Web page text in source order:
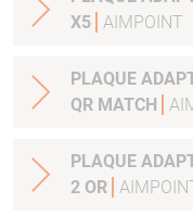
X5 AIMPOINT
PLAQUE
QR MATCH
PLAQUE
2 OR